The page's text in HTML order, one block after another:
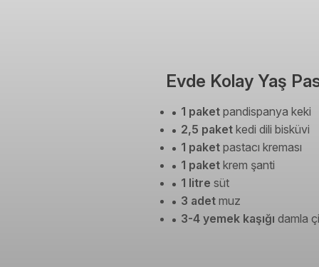
Evde Kolay Yaş
1 paket pandispanya keki
2,5 paket kedi dili bisküvi
1 paket pastacı kreması
1 paket krem şanti
1 litre süt
3 adet muz
3-4 yemek kaşığı damla